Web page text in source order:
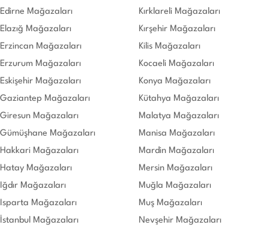
Edirne Mağazaları
Elazığ Mağazaları
Erzincan Mağazaları
Erzurum Mağazaları
Eskişehir Mağazaları
Gaziantep Mağazaları
Giresun Mağazaları
Gümüşhane Mağazaları
Hakkari Mağazaları
Hatay Mağazaları
Iğdır Mağazaları
Isparta Mağazaları
İstanbul Mağazaları
Kırklareli Mağazaları
Kırşehir Mağazaları
Kilis Mağazaları
Kocaeli Mağazaları
Konya Mağazaları
Kütahya Mağazaları
Malatya Mağazaları
Manisa Mağazaları
Mardin Mağazaları
Mersin Mağazaları
Muğla Mağazaları
Muş Mağazaları
Nevşehir Mağazaları